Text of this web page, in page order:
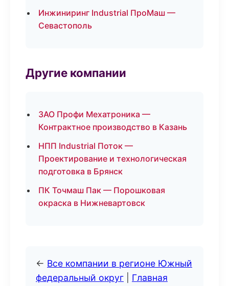
Инжиниринг Industrial ПроМаш —
Севастополь
Другие компании
ЗАО Профи Мехатроника —
Контрактное производство в Казань
НПП Industrial Поток —
Проектирование и технологическая
подготовка в Брянск
ПК Точмаш Пак — Порошковая
окраска в Нижневартовск
← Все компании в регионе Южный
федеральный округ
Главная